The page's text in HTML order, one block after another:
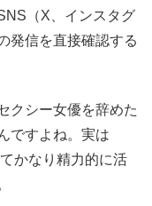
（X、インスタグ
発信を直接確認する
クシー女優を辞めた
ですよね。実は
かなり精力的に活